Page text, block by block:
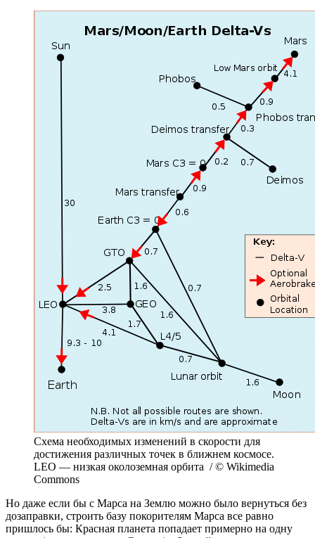
Схема необходимых изменений в скорости для
достижения различных точек в ближнем космосе.
LEO — низкая околоземная орбита / © Wikimedia
Commons
Но даже если бы с Марса на Землю можно было вернуться без
дозаправки, строить базу покорителям Марса все равно
пришлось бы: Красная планета попадает примерно на одну